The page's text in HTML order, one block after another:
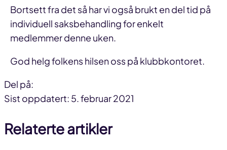
Bortsett fra det så har vi også brukt en del tid på
individuell saksbehandling for enkelt
medlemmer denne uken.
God helg folkens hilsen oss på klubbkontoret.
Del på:
Del
facebook
Del
linkedin
Del
Sist oppdatert: 5. februar 2021
Relaterte artikler